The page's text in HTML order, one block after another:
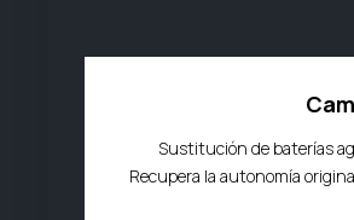
Sustitución de baterías
Recupera la autonomía